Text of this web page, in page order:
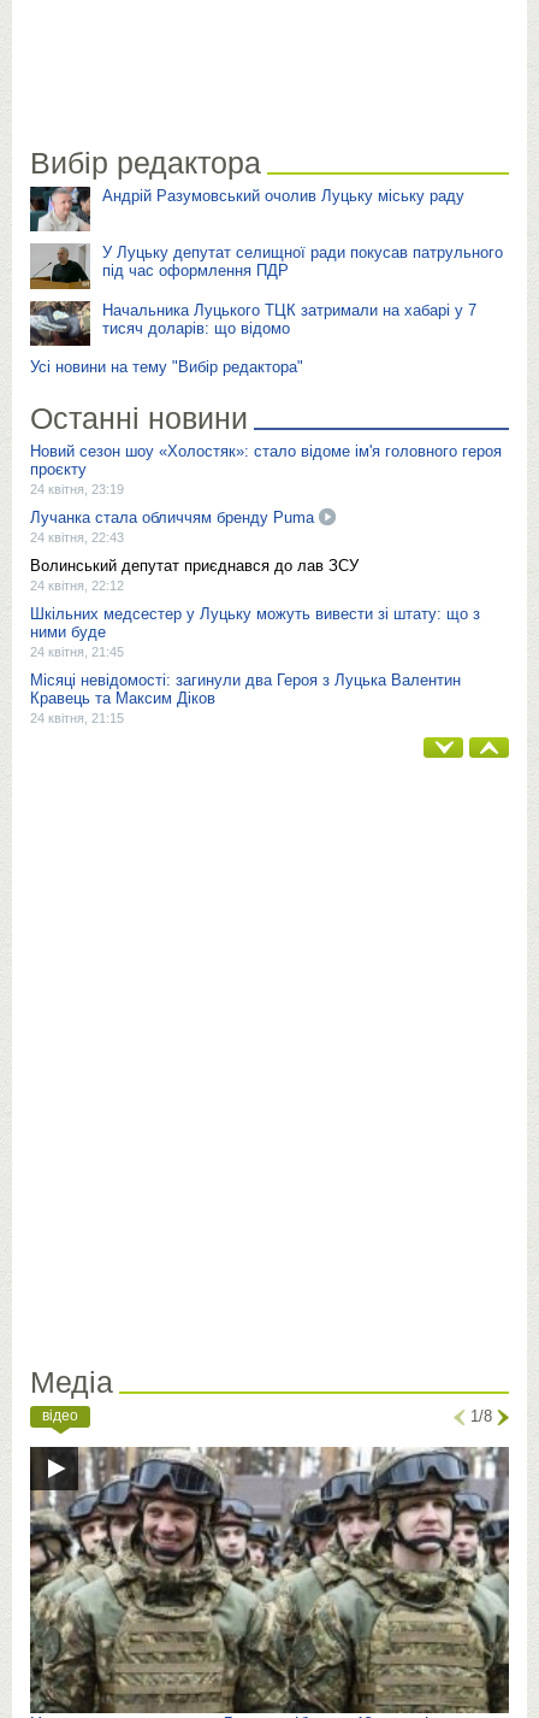
Вибір редактора
Андрій Разумовський очолив Луцьку міську раду
У Луцьку депутат селищної ради покусав патрульного
під час оформлення ПДР
Начальника Луцького ТЦК затримали на хабарі у 7
тисяч доларів: що відомо
Усі новини на тему "Вибір редактора"
Останні новини
Новий сезон шоу «Холостяк»: стало відоме ім'я головного героя
проєкту
24 квітня, 23:19
Лучанка стала обличчям бренду Puma
24 квітня, 22:43
Волинський депутат приєднався до лав ЗСУ
24 квітня, 22:12
Шкільних медсестер у Луцьку можуть вивести зі штату: що з
ними буде
24 квітня, 21:45
Місяці невідомості: загинули два Героя з Луцька Валентин
Кравець та Максим Діков
24 квітня, 21:15
Медіа
відео 1/8